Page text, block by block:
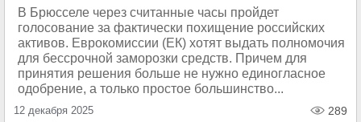
В Брюсселе через считанные часы пройдет
голосование за фактически похищение российских
активов. Еврокомиссии (ЕК) хотят выдать полномочия
для бессрочной заморозки средств. Причем для
принятия решения больше не нужно единогласное
одобрение, а только простое большинство...
12 декабря 2025 289